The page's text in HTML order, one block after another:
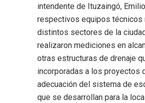
intendente de Ituzaingó,
respectivos equipos técnicos
distintos sectores de la
realizaron mediciones en
otras estructuras de drenaje
incorporadas a los proyectos
adecuación del sistema de
que se desarrollan para la